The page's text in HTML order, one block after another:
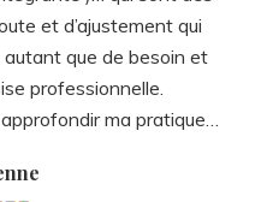
formation d’hypno-
très utile aujourd’hui…